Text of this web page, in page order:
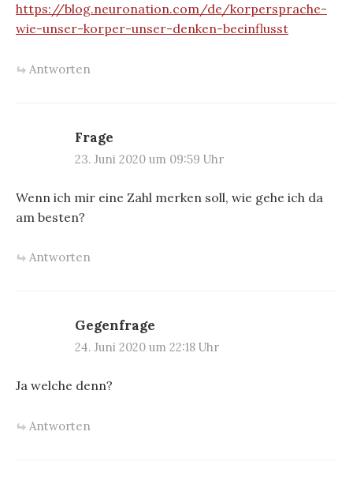
https://blog.neuronation.com/de/korpersprache-
wie-unser-korper-unser-denken-beeinflusst
Antworten
Frage
23. Juni 2020 um 09:59 Uhr
Wenn ich mir eine Zahl merken soll, wie gehe ich da
am besten?
Antworten
Gegenfrage
24. Juni 2020 um 22:18 Uhr
Ja welche denn?
Antworten